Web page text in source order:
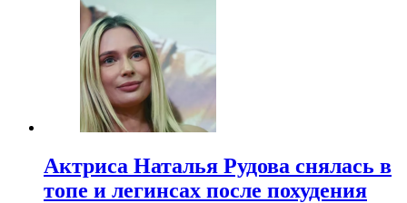
Актриса Наталья Рудова снялась в
топе и легинсах после похудения